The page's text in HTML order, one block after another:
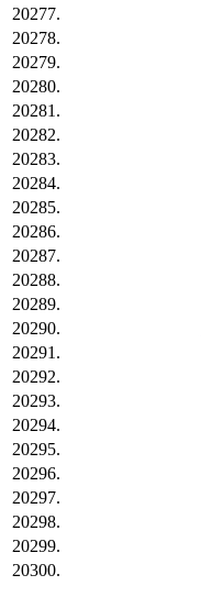
20277.
20278.
20279.
20280.
20281.
20282.
20283.
20284.
20285.
20286.
20287.
20288.
20289.
20290.
20291.
20292.
20293.
20294.
20295.
20296.
20297.
20298.
20299.
20300.